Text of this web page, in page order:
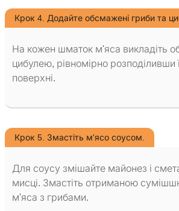
Крок 4. Додайте обсмажені гриби та
На кожен шматок м'яса викладіть
цибулею, рівномірно розподіливши
поверхні.
Крок 5. Змастіть м'ясо соусом.
Для соусу змішайте майонез і
мисці. Змастіть отриманою
м'яса з грибами.